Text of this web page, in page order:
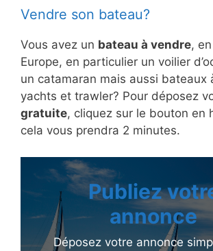
Vendre son bateau?
Vous avez un bateau à vendre,
Europe, en particulier un voilier
un catamaran mais aussi bateaux
yachts et trawler? Pour déposez
gratuite, cliquez sur le bouton en
cela vous prendra 2 minutes.
Publiez
annonce
Déposez votre annonce